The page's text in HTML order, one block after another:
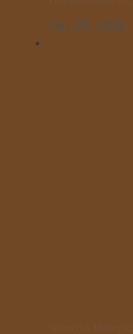
Οκτ 25, 2025